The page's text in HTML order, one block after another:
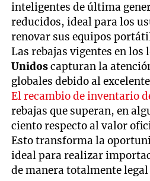
inteligentes de última
reducidos, ideal para los
renovar sus equipos
Las rebajas vigentes en los
Unidoscapturan la
globales debido al
El recambio de inventario
rebajas que superan, en
ciento respecto al valor
Esto transforma la
ideal para realizar
de manera totalmente legal